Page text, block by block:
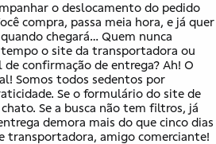
o deslocamento do pedido
compra, passa meia hora, e já quer
chegará… Quem nunca
o site da transportadora ou
confirmação de entrega? Ah! O
Somos todos sedentos por
Se o formulário do site de
Se a busca não tem filtros, já
demora mais do que cinco dias
transportadora, amigo comerciante!